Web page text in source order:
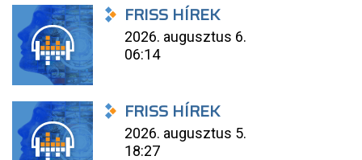
FRISS HÍREK
2026. augusztus 6.
06:14
FRISS HÍREK
2026. augusztus 5.
18:27